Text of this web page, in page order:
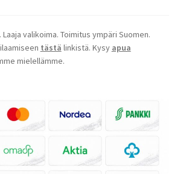
valikoima. Toimitus ympäri Suomen.
tästä linkistä. Kysy apua
mielellämme.